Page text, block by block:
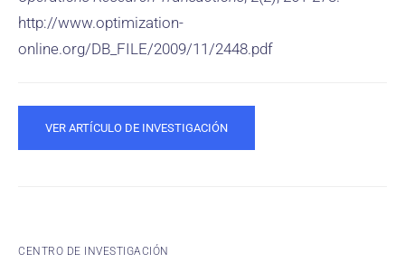
http://www.optimization-
online.org/DB_FILE/2009/11/2448.pdf
VER ARTÍCULO DE INVESTIGACIÓN
CENTRO DE INVESTIGACIÓN